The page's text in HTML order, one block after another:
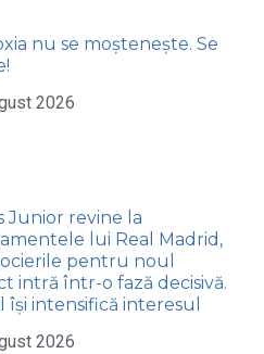
nu se moștenește. Se
2026
Junior revine la
lui Real Madrid,
pentru noul
intră într-o fază decisivă.
își intensifică interesul
2026